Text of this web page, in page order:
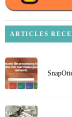
ARTICLES